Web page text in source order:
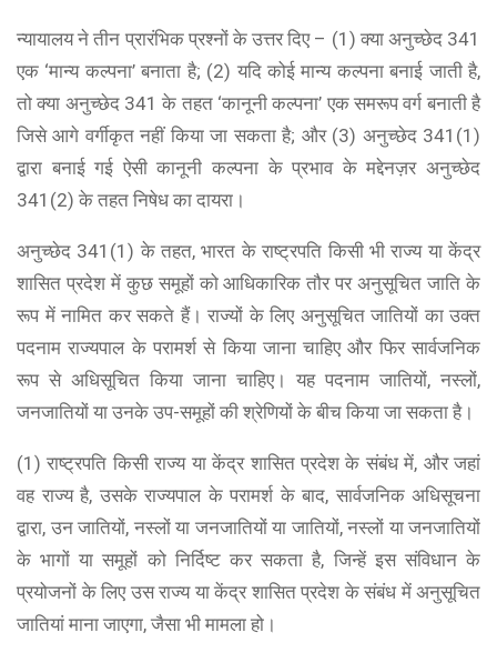
न्यायालय ने तीन प्रारंभिक प्रश्नों के उत्तर दिए – (1) क्या अनुच्छेद 341
एक ‘मान्य कल्पना’ बनाता है; (2) यदि कोई मान्य कल्पना बनाई जाती है,
तो क्या अनुच्छेद 341 के तहत ‘कानूनी कल्पना’ एक समरूप वर्ग बनाती है
जिसे आगे वर्गीकृत नहीं किया जा सकता है; और (3) अनुच्छेद 341(1)
द्वारा बनाई गई ऐसी कानूनी कल्पना के प्रभाव के मद्देनज़र अनुच्छेद
341(2) के तहत निषेध का दायरा।
अनुच्छेद 341(1) के तहत, भारत के राष्ट्रपति किसी भी राज्य या केंद्र
शासित प्रदेश में कुछ समूहों को आधिकारिक तौर पर अनुसूचित जाति के
रूप में नामित कर सकते हैं। राज्यों के लिए अनुसूचित जातियों का उक्त
पदनाम राज्यपाल के परामर्श से किया जाना चाहिए और फिर सार्वजनिक
रूप से अधिसूचित किया जाना चाहिए। यह पदनाम जातियों, नस्लों,
जनजातियों या उनके उप-समूहों की श्रेणियों के बीच किया जा सकता है।
(1) राष्ट्रपति किसी राज्य या केंद्र शासित प्रदेश के संबंध में, और जहां
वह राज्य है, उसके राज्यपाल के परामर्श के बाद, सार्वजनिक अधिसूचना
द्वारा, उन जातियों, नस्लों या जनजातियों या जातियों, नस्लों या जनजातियों
के भागों या समूहों को निर्दिष्ट कर सकता है, जिन्हें इस संविधान के
प्रयोजनों के लिए उस राज्य या केंद्र शासित प्रदेश के संबंध में अनुसूचित
जातियां माना जाएगा, जैसा भी मामला हो।